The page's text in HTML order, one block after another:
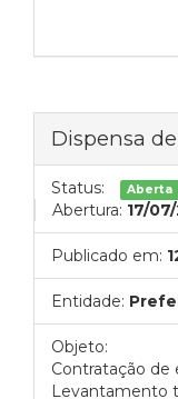
Dispensa
Status: Aberta
Abertura: 17/
Publicado em:
Entidade:
Objeto:
Contratação de
Levantamento